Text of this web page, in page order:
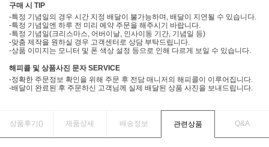
구매 시 TIP
-특정 기념일의 경우 시간 지정 배달이 불가능하며, 배달이 지연될 수 있습니다.
-특정 기념일엔 하루 전 미리 예약 주문을 해주시기 바랍니다.
-특정 기념일(크리스마스, 어버이날, 인사이동 기간, 기념일 등)
-맞춤 제작을 원하실 경우 고객센터로 상담 부탁드립니다.
-상품 이미지는 모니터 및 폰 색상 설정 등으로 인해 다르게 보일 수 있습니다.
해피콜 및 상품사진 문자 SERVICE
-정확한 주문정보 확인을 위해 주문 후 전담 매니저의 해피콜이 이루어집니다.
-배달이 완료된 후 주문하신 고객님께 실제 배달된 상품 사진을 보내드립니다.
상품후기() 제품상세 배송정보 관련상품 Q&A